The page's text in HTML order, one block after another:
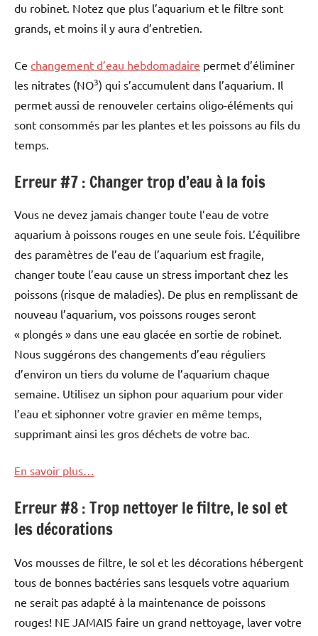
du robinet. Notez que plus l’aquarium et le filtre sont
grands, et moins il y aura d’entretien.
Ce changement d’eau hebdomadaire permet d’éliminer
les nitrates (NO3) qui s’accumulent dans l’aquarium. Il
permet aussi de renouveler certains oligo-éléments qui
sont consommés par les plantes et les poissons au fils du
temps.
Erreur #7 : Changer trop d’eau à la fois
Vous ne devez jamais changer toute l’eau de votre
aquarium à poissons rouges en une seule fois. L’équilibre
des paramètres de l’eau de l’aquarium est fragile,
changer toute l’eau cause un stress important chez les
poissons (risque de maladies). De plus en remplissant de
nouveau l’aquarium, vos poissons rouges seront
« plongés » dans une eau glacée en sortie de robinet.
Nous suggérons des changements d’eau réguliers
d’environ un tiers du volume de l’aquarium chaque
semaine. Utilisez un siphon pour aquarium pour vider
l’eau et siphonner votre gravier en même temps,
supprimant ainsi les gros déchets de votre bac.
En savoir plus…
Erreur #8 : Trop nettoyer le filtre, le sol et
les décorations
Vos mousses de filtre, le sol et les décorations hébergent
tous de bonnes bactéries sans lesquels votre aquarium
ne serait pas adapté à la maintenance de poissons
rouges! NE JAMAIS faire un grand nettoyage, laver votre